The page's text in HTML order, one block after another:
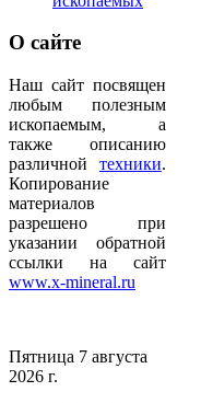
О сайте
Наш сайт посвящен
любым полезным
ископаемым, а
также описанию
различной техники.
Копирование
материалов
разрешено при
указании обратной
ссылки на сайт
www.x-mineral.ru
Пятница 7 августа
2026 г.